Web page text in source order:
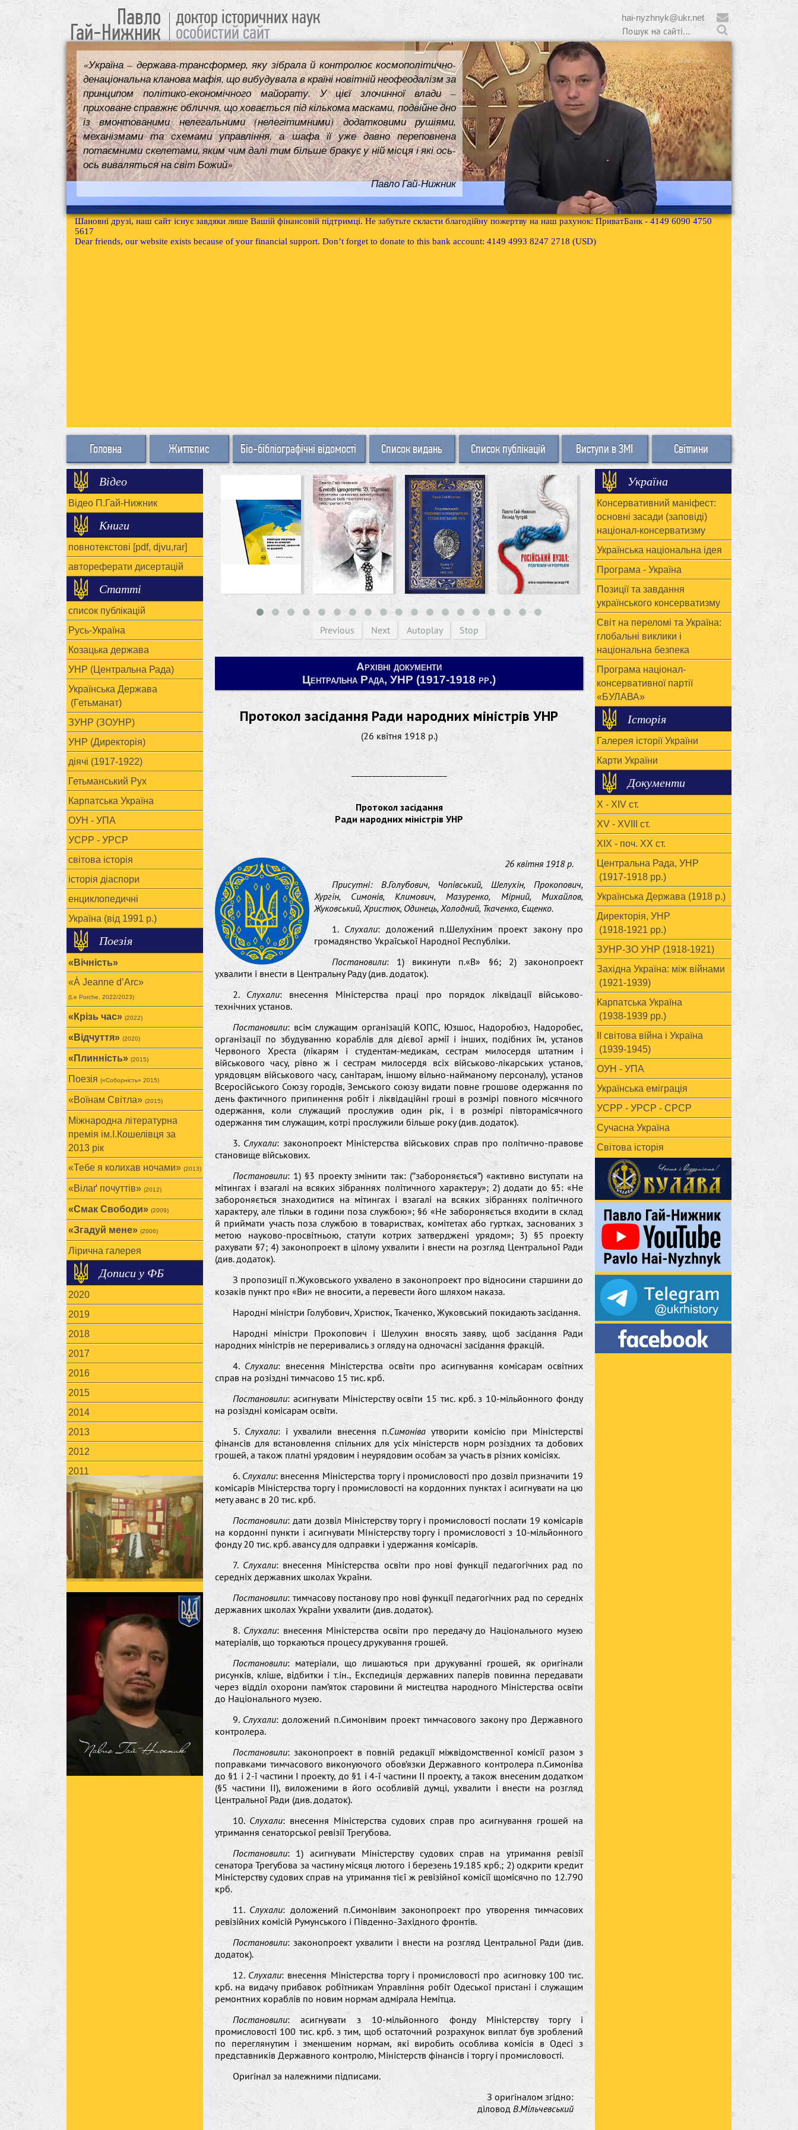
Павло
Гай-Нижник
доктор історичних наук
особистий сайт
hai-nyzhnyk@ukr.net
«Україна – держава-трансформер, яку зібрала й контролює космополітично-
денаціональна кланова мафія, що вибудувала в країні новітній неофеодалізм за
принципом політико-економічного майорату. У цієї злочинної влади –
приховане справжнє обличчя, що ховається під кількома масками, подвійне дно
із вмонтованими нелегальними (нелегітимними) додатковими рушіями,
механізмами та схемами управління, а шафа її уже давно переповнена
потаємними скелетами, яким чим далі тим більше бракує у ній місця і які ось-
ось виваляться на світ Божий»
Павло Гай-Нижник
Шановні друзі, наш сайт існує завдяки лише Вашій фінансовій підтримці. Не забутьте скласти благодійну пожертву на наш рахунок: ПриватБанк - 4149 6090 4750
5617
Dear friends, our website exists because of your financial support. Don’t forget to donate to this bank account: 4149 4993 8247 2718 (USD)
Головна Життєпис Біо-бібліографічні відомості Список видань Список публікацій Виступи в ЗМІ Світлини
Відео
Відео П.Гай-Нижник
Книги
повнотекстові [pdf, djvu,rar]
автореферати дисертацій
Статті
список публікацій
Русь-Україна
Козацька держава
УНР (Центральна Рада)
Українська Держава
(Гетьманат)
ЗУНР (ЗОУНР)
УНР (Директорія)
діячі (1917-1922)
Гетьманський Рух
Карпатська Україна
ОУН - УПА
УСРР - УРСР
світова історія
історія діаспори
енциклопедичні
Україна (від 1991 р.)
Поезія
«Вічність»
«À Jeanne d’Arc»
(Le Porche, 2022/2023)
«Крізь час» (2022)
«Відчуття» (2020)
«Плинність» (2015)
Поезія («Соборність» 2015)
«Воїнам Cвітла» (2015)
Міжнародна літературна
премія ім.І.Кошелівця за
2013 рік
«Тебе я колихав ночами» (2013)
«Вілаґ почуттів» (2012)
«Смак Свободи» (2009)
«Згадуй мене» (2006)
Лірична галерея
Дописи у ФБ
2020
2019
2018
2017
2016
2015
2014
2013
2012
2011
Previous Next Autoplay Stop
Архівні документи
Центральна Рада, УНР (1917-1918 рр.)
Протокол засідання Ради народних міністрів УНР
(26 квітня 1918 р.)
_______________________
Протокол засідання
Ради народних міністрів УНР
26 квітня 1918 р.
Присутні: В.Голубович, Чопівський, Шелухін, Прокопович,
Хургін, Симонів, Климович, Мазуренко, Мірний, Михайлов,
Жуковський, Христюк, Одинець, Холодний, Ткаченко, Єщенко.
1. Слухали: доложений п.Шелухіним проект закону про
громадянство Україської Народної Республіки.
Постановили: 1) викинути п.«В» §6; 2) законопроект
ухвалити і внести в Центральну Раду (див. додаток).
2. Слухали: внесення Міністерства праці про порядок ліквідації військово-
технічних установ.
Постановили: всім служащим організацій КОПС, Юзшос, Надоробюз, Надоробес,
організації по збудуванню кораблів для дієвої армії і інших, подібних їм, установ
Червоного Хреста (лікарям і студентам-медикам, сестрам милосердя штатним і
військового часу, рівно ж і сестрам милосердя всіх військово-лікарських установ,
урядовцям військового часу, санітарам, іншому вільно-найманому персоналу), установ
Всеросійського Союзу городів, Земського союзу видати повне грошове одержання по
день фактичного припинення робіт і ліквідаційні гроші в розмірі повного місячного
одержання, коли служащий прослужив один рік, і в розмірі півторамісячного
одержання тим служащим, котрі прослужили більше року (див. додаток).
3. Слухали: законопроект Міністерства військових справ про політично-правове
становище військових.
Постановили: 1) §3 проекту змінити так: (’’забороняється”) «активно виступати на
мітингах і взагалі на всяких зібраннях політичного характеру»; 2) додати до §5: «Не
забороняється знаходитися на мітингах і взагалі на всяких зібраннях політичного
характеру, але тільки в години поза службою»; §6 «Не забороняється входити в склад
й приймати участь поза службою в товариствах, комітетах або гуртках, заснованих з
метою науково-просвітньою, статути котрих затверджені урядом»; 3) §5 проекту
рахувати §7; 4) законопроект в цілому ухвалити і внести на розгляд Центральної Ради
(див. додаток).
З пропозиції п.Жуковського ухвалено в законопроект про відносини старшини до
козаків пункт про «Ви» не вносити, а перевести його шляхом наказа.
Народні міністри Голубович, Христюк, Ткаченко, Жуковський покидають засідання.
Народні міністри Прокопович і Шелухин вносять заяву, щоб засідання Ради
народних міністрів не переривались з огляду на одночасні засідання фракцій.
4. Слухали: внесення Міністерства освіти про асигнування комісарам освітних
справ на розіздні тимчасово 15 тис. крб.
Постановили: асигнувати Міністерству освіти 15 тис. крб. з 10-мільйонного фонду
на розіздні комісарам освіти.
5.Слухали: і ухвалили внесення п.Симоніва утворити комісію при Міністерстві
фінансів для встановлення спільних для усіх міністерств норм розіздних та добових
грошей, а також платні урядовим і неурядовим особам за участь в різних комісіях.
6.Слухали: внесення Міністерства торгу і промисловості про дозвіл призначити 19
комісарів Міністерства торгу і промисловості на кордонних пунктах і асигнувати на цю
мету аванс в 20 тис. крб.
Постановили: дати дозвіл Міністерству торгу і промисловості послати 19 комісарів
на кордонні пункти і асигнувати Міністерству торгу і промисловості з 10-мільйонного
фонду 20 тис. крб. авансу для одправки і удержання комісарів.
7. Слухали: внесення Міністерства освіти про нові функції педагогічних рад по
середніх державних школах України.
Постановили: тимчасову постанову про нові функції педагогічних рад по середніх
державних школах України ухвалити (див. додаток).
8. Слухали: внесення Міністерства освіти про передачу до Національного музею
матеріалів, що торкаються процесу друкування грошей.
Постановили: матеріали, що лишаються при друкуванні грошей, як оригінали
рисунків, кліше, відбитки і т.ін., Експедиція державних паперів повинна передавати
через відділ охорони пам’яток старовини й мистецтва народного Міністерства освіти
до Національного музею.
9.Слухали: доложений п.Симонівим проект тимчасового закону про Державного
контролера.
Постановили: законопроект в повній редакції міжвідомственної комісії разом з
поправками тимчасового виконуючого обов’язки Державного контролера п.Симоніва
до §1 і 2-ї частини І проекту, до §1 і 4-ї частини II проекту, а також внесеним додатком
(§5 частини II), виложеними в його особливій думці, ухвалити і внести на розгляд
Центральної Ради (див. додаток).
10. Слухали: внесення Міністерства судових справ про асигнування грошей на
утримання сенаторської ревізії Трегубова.
Постановили: 1) асигнувати Міністерству судових справ на утримання ревізії
сенатора Трегубова за частину місяця лютого і березень 19.185 крб.; 2) одкрити кредит
Міністерству судових справ на утримання тієї ж ревізійної комісії щомісячно по 12.790
крб.
11. Слухали: доложений п.Симонівим законопроект про утворення тимчасових
ревізійних комісій Румунського і Південно-Західного фронтів.
Постановили: законопроект ухвалити і внести на розгляд Центральної Ради (див.
додаток).
12. Слухали: внесення Міністерства торгу і промисловості про асигновку 100 тис.
крб. на видачу прибавок робітникам Управління робіт Одеської пристані і служащим
ремонтних кораблів по новим нормам адмірала Немітца.
Постановили: асигнувати з 10-мільйонного фонду Міністерству торгу і
промисловості 100 тис. крб. з тим, щоб остаточний розрахунок виплат був зроблений
по переглянутим і зменшеним нормам, які виробить особлива комісія в Одесі з
представників Державного контролю, Міністерств фінансів і торгу і промисловості.
Оригінал за належними підписами.
З оригіналом згідно:
діловод В.Мільчевський
Україна
Консервативний маніфест:
основні засади (заповіді)
націонал-консерватизму
Українська національна ідея
Програма - Україна
Позиції та завдання
українського консерватизму
Світ на переломі та Україна:
глобальні виклики і
національна безпека
Програма націонал-
консервативної партії
«БУЛАВА»
Історія
Галерея історії України
Карти України
Документи
X - XIV ст.
XV - XVIII ст.
ХІХ - поч. ХХ ст.
Центральна Рада, УНР
(1917-1918 рр.)
Українська Держава (1918 р.)
Директорія, УНР
(1918-1921 рр.)
ЗУНР-ЗО УНР (1918-1921)
Західна Україна: між війнами
(1921-1939)
Карпатська Україна
(1938-1939 рр.)
ІІ світова війна і Україна
(1939-1945)
ОУН - УПА
Українська еміграція
УСРР - УРСР - СРСР
Сучасна Україна
Світова історія